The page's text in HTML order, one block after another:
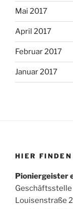
Mai 2017
April 2017
Februar 2017
Januar 2017
HIER
Pioniergeister
Geschäftsstelle
Louisenstraße